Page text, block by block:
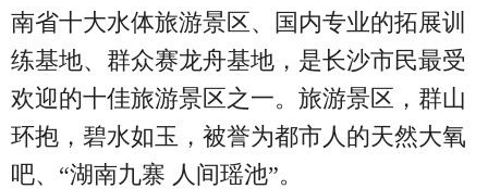
南省十大水体旅游景区、国内专业的拓展训
练基地、群众赛龙舟基地，是长沙市民最受
欢迎的十佳旅游景区之一。旅游景区，群山
环抱，碧水如玉，被誉为都市人的天然大氧
吧、“湖南九寨 人间瑶池”。